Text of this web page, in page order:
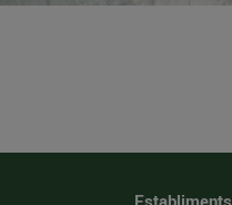
Establiments